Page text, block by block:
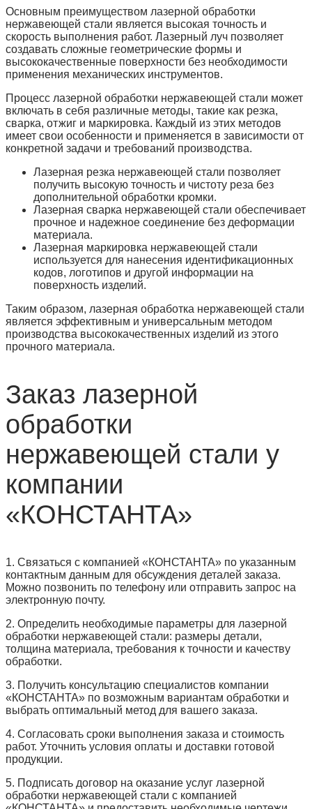
Основным преимуществом лазерной обработки
нержавеющей стали является высокая точность и
скорость выполнения работ. Лазерный луч позволяет
создавать сложные геометрические формы и
высококачественные поверхности без необходимости
применения механических инструментов.
Процесс лазерной обработки нержавеющей стали может
включать в себя различные методы, такие как резка,
сварка, отжиг и маркировка. Каждый из этих методов
имеет свои особенности и применяется в зависимости от
конкретной задачи и требований производства.
Лазерная резка нержавеющей стали позволяет
получить высокую точность и чистоту реза без
дополнительной обработки кромки.
Лазерная сварка нержавеющей стали обеспечивает
прочное и надежное соединение без деформации
материала.
Лазерная маркировка нержавеющей стали
используется для нанесения идентификационных
кодов, логотипов и другой информации на
поверхность изделий.
Таким образом, лазерная обработка нержавеющей стали
является эффективным и универсальным методом
производства высококачественных изделий из этого
прочного материала.
Заказ лазерной
обработки
нержавеющей стали у
компании
«КОНСТАНТА»
1. Связаться с компанией «КОНСТАНТА» по указанным
контактным данным для обсуждения деталей заказа.
Можно позвонить по телефону или отправить запрос на
электронную почту.
2. Определить необходимые параметры для лазерной
обработки нержавеющей стали: размеры детали,
толщина материала, требования к точности и качеству
обработки.
3. Получить консультацию специалистов компании
«КОНСТАНТА» по возможным вариантам обработки и
выбрать оптимальный метод для вашего заказа.
4. Согласовать сроки выполнения заказа и стоимость
работ. Уточнить условия оплаты и доставки готовой
продукции.
5. Подписать договор на оказание услуг лазерной
обработки нержавеющей стали с компанией